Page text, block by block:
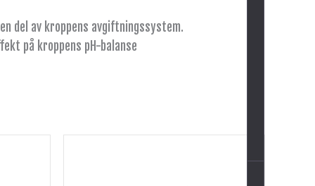
del av kroppens avgiftningssystem.
på kroppens pH-balanse